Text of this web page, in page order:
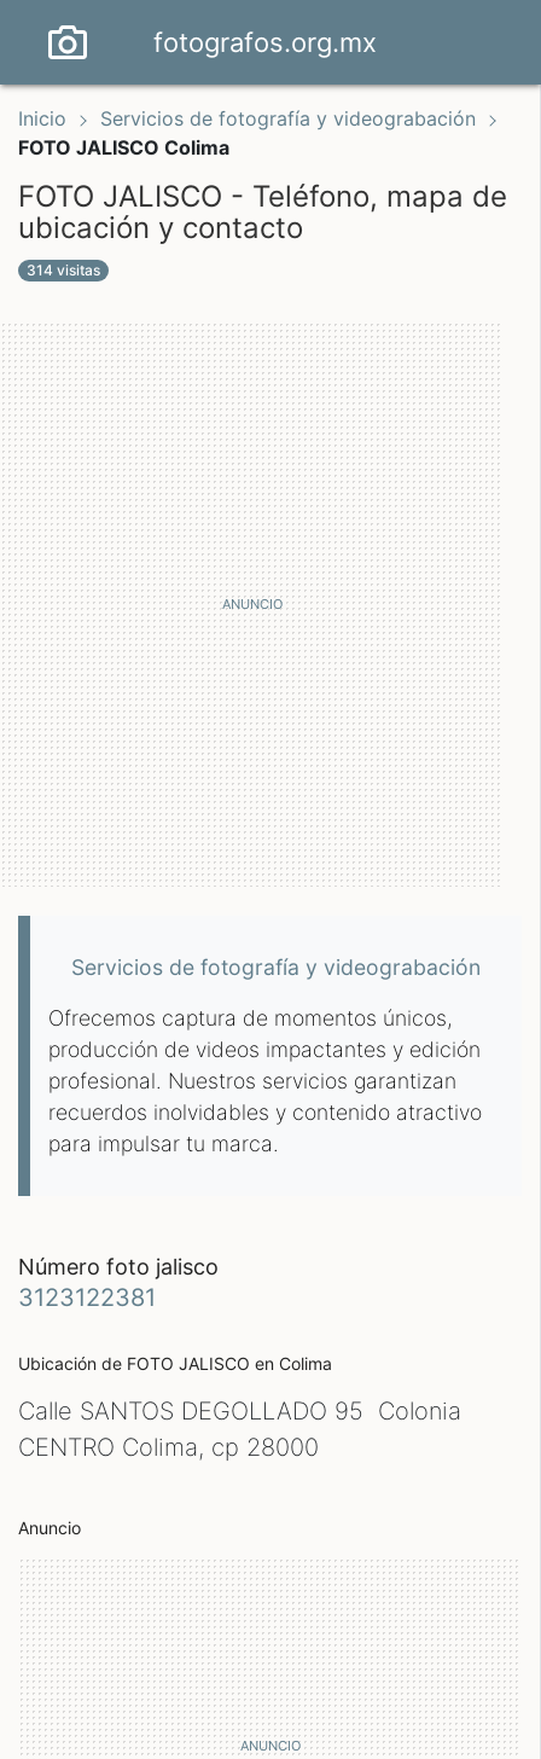
fotografos.org.mx
Inicio
Servicios de fotografía y videograbación
FOTO JALISCO Colima
FOTO JALISCO - Teléfono, mapa de
ubicación y contacto
314 visitas
Servicios de fotografía y videograbación
Ofrecemos captura de momentos únicos,
producción de videos impactantes y edición
profesional. Nuestros servicios garantizan
recuerdos inolvidables y contenido atractivo
para impulsar tu marca.
número foto jalisco
3123122381
Ubicación de FOTO JALISCO en Colima
Calle SANTOS DEGOLLADO 95 Colonia
CENTRO Colima, cp 28000
Anuncio